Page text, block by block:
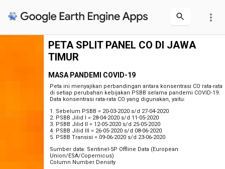
more_vert
PETA SPLIT PANEL CO DI JAWA
TIMUR
MASA PANDEMI COVID-19
Peta ini menyajikan perbandingan antara konsentrasi CO rata-rata
di setiap perubahan kebijakan PSBB selama pandemi COVID-19.
Data konsentrasi rata-rata CO yang digunakan, yaitu:
1. Sebelum PSBB = 20-03-2020 s/d 27-04-2020
2. PSBB Jilid I = 28-04-2020 s/d 11-05-2020
3. PSBB Jilid II = 12-05-2020 s/d 25-05-2020
4. PSBB Jilid III = 26-05-2020 s/d 08-06-2020
5. PSBB Transisi = 09-06-2020 s/d 23-06-2020
Sumber data: Sentinel-5P Offline Data (European
Union/ESA/Copernicus)
Column Number Density